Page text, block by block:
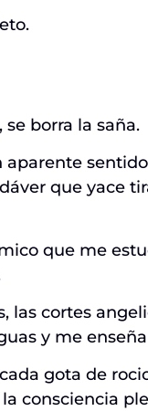
borra la saña.
aparente
que yace
que me
las cortes
y me
gota de
consciencia